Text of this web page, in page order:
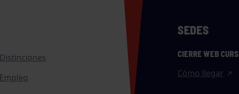
Distinciones
Empleo
SEDES
CIERRE WEB
Cómo llegar